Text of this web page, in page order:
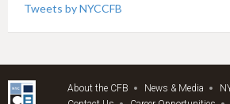
Tweets by NYCCFB
About the CFB News & Media